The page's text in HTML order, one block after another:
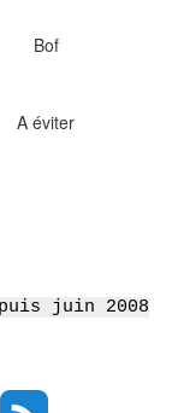
Bof
A éviter
juin 2008